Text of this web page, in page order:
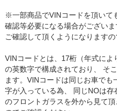
※一部商品でVINコードを頂いて
確認等必要になる場合がござい
ご確認して頂くようになりますの
VINコードとは、17桁（年式によ
の英数字で構成されており、 そ
ます。VINコードは同じお車で
字が入っている為、 同じNOは
のフロントガラスを外から見て